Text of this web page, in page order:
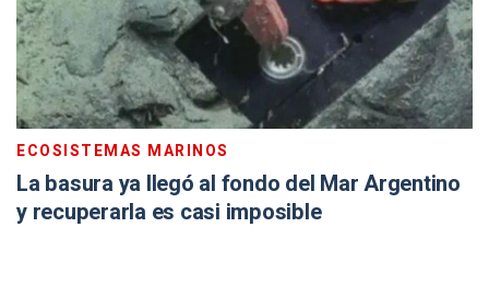
ECOSISTEMAS MARINOS
La basura ya llegó al fondo del Mar Argentino
y recuperarla es casi imposible